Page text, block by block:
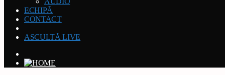
ECHIPĂ
CONTACT
ASCULTĂ LIVE